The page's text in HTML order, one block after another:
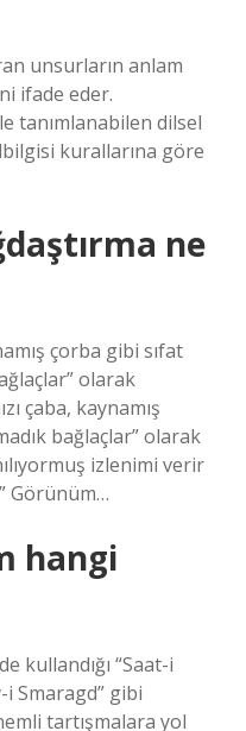
unsurların anlam
ifade eder.
tanımlanabilen dilsel
kurallarına göre
ne
çorba gibi sıfat
olarak
çaba, kaynamış
bağlaçlar” olarak
izlenimi verir
Görünüm…
hangi
kullandığı “Saat-i
i Smaragd” gibi
tartışmalara yol